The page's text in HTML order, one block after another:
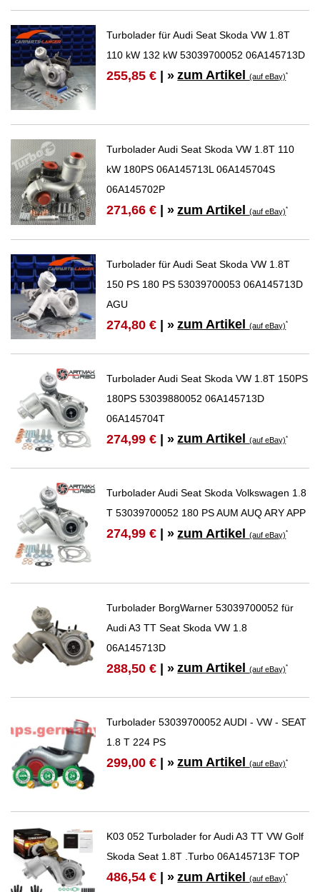
Turbolader für Audi Seat Skoda VW 1.8T
110 kW 132 kW 53039700052 06A145713D
255,85 € | » zum Artikel(auf eBay)*
Turbolader Audi Seat Skoda VW 1.8T 110
kW 180PS 06A145713L 06A145704S
06A145702P
271,66 € | » zum Artikel(auf eBay)*
Turbolader für Audi Seat Skoda VW 1.8T
150 PS 180 PS 53039700053 06A145713D
AGU
274,80 € | » zum Artikel(auf eBay)*
Turbolader Audi Seat Skoda VW 1.8T 150PS
180PS 53039880052 06A145713D
06A145704T
274,99 € | » zum Artikel(auf eBay)*
Turbolader Audi Seat Skoda Volkswagen 1.8
T 53039700052 180 PS AUM AUQ ARY APP
274,99 € | » zum Artikel(auf eBay)*
Turbolader BorgWarner 53039700052 für
Audi A3 TT Seat Skoda VW 1.8
06A145713D
288,50 € | » zum Artikel(auf eBay)*
Turbolader 53039700052 AUDI - VW - SEAT
1.8 T 224 PS
299,00 € | » zum Artikel(auf eBay)*
K03 052 Turbolader for Audi A3 TT VW Golf
Skoda Seat 1.8T .Turbo 06A145713F TOP
486,54 € | » zum Artikel(auf eBay)*